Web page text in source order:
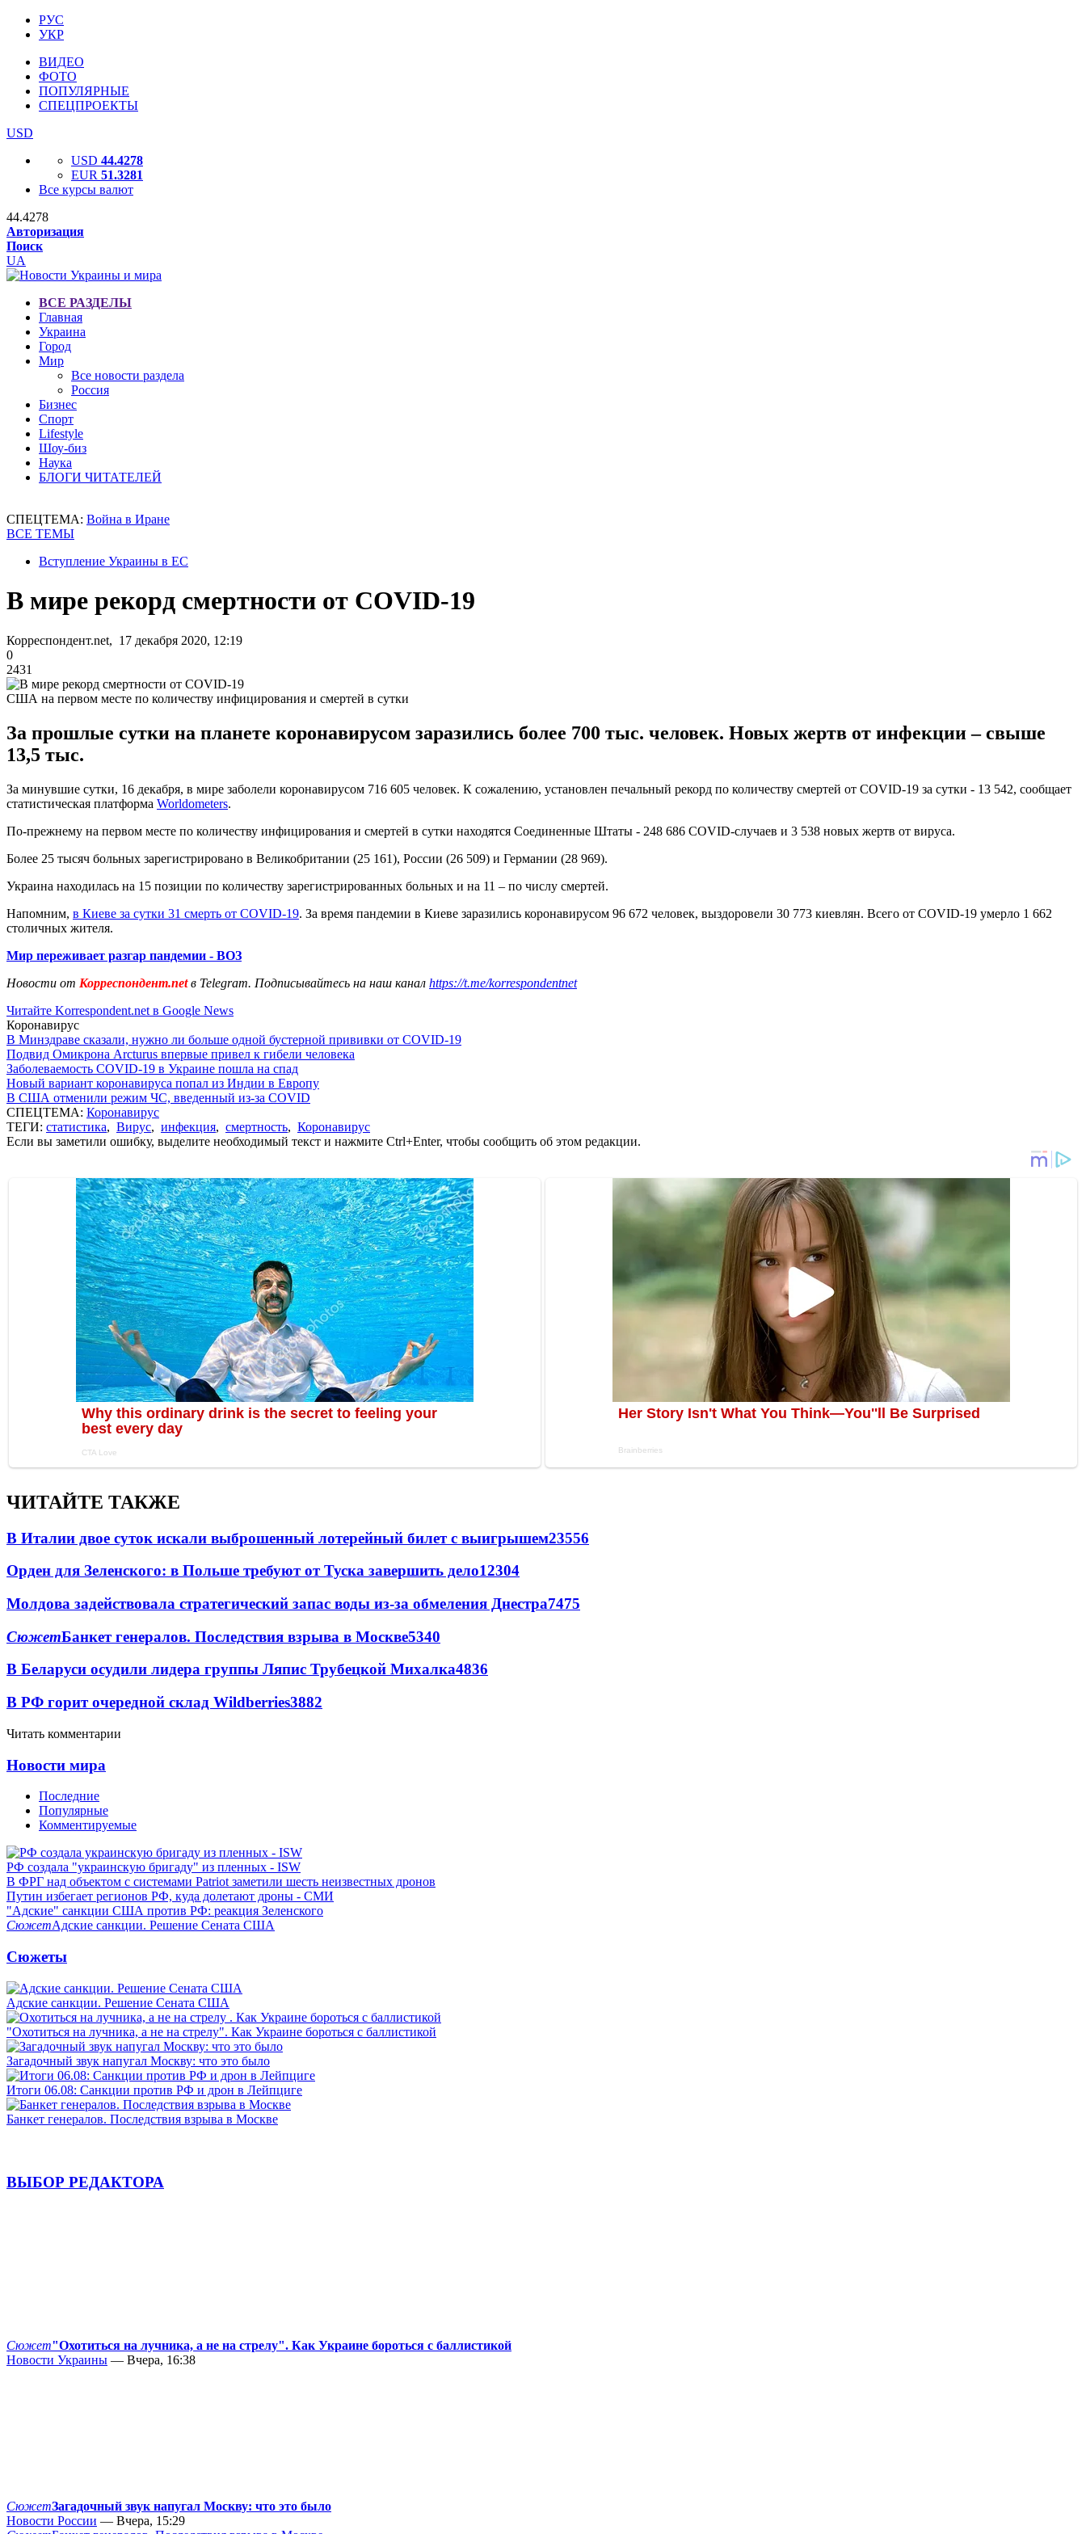
РУС
УКР
ВИДЕО
ФОТО
ПОПУЛЯРНЫЕ
СПЕЦПРОЕКТЫ
USD
USD 44.4278
EUR 51.3281
Все курсы валют
44.4278
Авторизация
Поиск
UA
ВСЕ РАЗДЕЛЫ
Главная
Украина
Город
Мир
Все новости раздела
Россия
Бизнес
Спорт
Lifestyle
Шоу-биз
Наука
БЛОГИ ЧИТАТЕЛЕЙ
СПЕЦТЕМА: Война в Иране
ВСЕ ТЕМЫ
Вступление Украины в ЕС
В мире рекорд смертности от COVID-19
Корреспондент.net, 17 декабря 2020, 12:19
0
2431
США на первом месте по количеству инфицирования и смертей в сутки
За прошлые сутки на планете коронавирусом заразились более 700 тыс. человек. Новых жертв от инфекции – свыше
13,5 тыс.
За минувшие сутки, 16 декабря, в мире заболели коронавирусом 716 605 человек. К сожалению, установлен печальный рекорд по количеству смертей от COVID-19 за сутки - 13 542, сообщает
статистическая платформа Worldometers.
По-прежнему на первом месте по количеству инфицирования и смертей в сутки находятся Соединенные Штаты - 248 686 COVID-случаев и 3 538 новых жертв от вируса.
Более 25 тысяч больных зарегистрировано в Великобритании (25 161), России (26 509) и Германии (28 969).
Украина находилась на 15 позиции по количеству зарегистрированных больных и на 11 – по числу смертей.
Напомним, в Киеве за сутки 31 смерть от COVID-19. За время пандемии в Киеве заразились коронавирусом 96 672 человек, выздоровели 30 773 киевлян. Всего от COVID-19 умерло 1 662
столичных жителя.
Мир переживает разгар пандемии - ВОЗ
Новости от Корреспондент.netв Telegram. Подписывайтесь на наш канал https://t.me/korrespondentnet
Читайте Korrespondent.net в Google News
Коронавирус
В Минздраве сказали, нужно ли больше одной бустерной прививки от COVID-19
Подвид Омикрона Arcturus впервые привел к гибели человека
Заболеваемость COVID-19 в Украине пошла на спад
Новый вариант коронавируса попал из Индии в Европу
В США отменили режим ЧС, введенный из-за COVID
СПЕЦТЕМА: Коронавирус
ТЕГИ: статистика, Вирус, инфекция, смертность, Коронавирус
Если вы заметили ошибку, выделите необходимый текст и нажмите Ctrl+Enter, чтобы сообщить об этом редакции.
ЧИТАЙТЕ ТАКЖЕ
В Италии двое суток искали выброшенный лотерейный билет с выигрышем23556
Орден для Зеленского: в Польше требуют от Туска завершить дело12304
Молдова задействовала стратегический запас воды из-за обмеления Днестра7475
СюжетБанкет генералов. Последствия взрыва в Москве5340
В Беларуси осудили лидера группы Ляпис Трубецкой Михалка4836
В РФ горит очередной склад Wildberries3882
Читать комментарии
Новости мира
Последние
Популярные
Комментируемые
РФ создала "украинскую бригаду" из пленных - ISW
В ФРГ над объектом с системами Patriot заметили шесть неизвестных дронов
Путин избегает регионов РФ, куда долетают дроны - СМИ
"Адские" санкции США против РФ: реакция Зеленского
СюжетАдские санкции. Решение Сената США
Сюжеты
Адские санкции. Решение Сената США
"Охотиться на лучника, а не на стрелу". Как Украине бороться с баллистикой
Загадочный звук напугал Москву: что это было
Итоги 06.08: Санкции против РФ и дрон в Лейпциге
Банкет генералов. Последствия взрыва в Москве
ВЫБОР РЕДАКТОРА
Сюжет"Охотиться на лучника, а не на стрелу". Как Украине бороться с баллистикой
Новости Украины — Вчера, 16:38
СюжетЗагадочный звук напугал Москву: что это было
Новости России — Вчера, 15:29